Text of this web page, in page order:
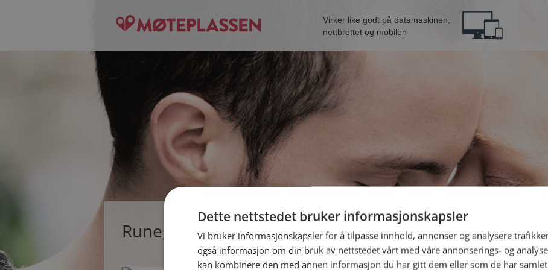
Virker like godt på datamaskinen,
nettbrettet og mobilen
Rune, single mann fra Stjørdal
Jeg er en:
Dette nettstedet bruker informasjonskapsler
Vi bruker informasjonskapsler for å tilpasse innhold, annonser og analysere
også informasjon om din bruk av nettstedet vårt med våre annonserings- og
kan kombinere den med annen informasjon du har gitt dem eller som de har